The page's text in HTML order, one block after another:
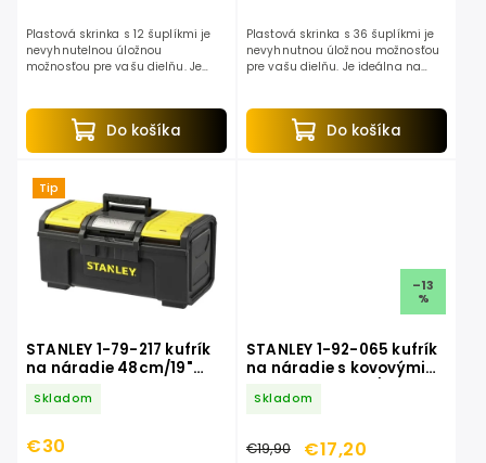
Do košíka
Plastová skrinka s 12 šuplíkmi je
nevyhnutelnou úložnou
možnosťou pre vašu dielňu. Je
klince, matice, podložky,...
Do košíka
Plastová skrinka s 36 šuplíkmi je
nevyhnutnou úložnou možnosťou
pre vašu dielňu. Je ideálna na
podložky,...
Tip
STANLEY 1-79-217 kufrík
na náradie 48cm/19"
Skladom
€30
–13
%
STANLEY 1-92-065 kufrík
na náradie s kovovými
Skladom
€19,90 €17,20